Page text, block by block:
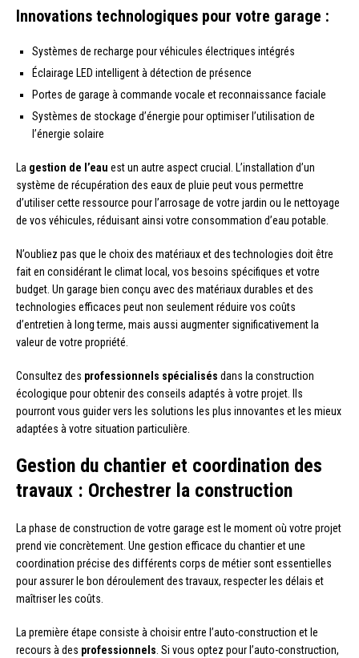
Innovations technologiques pour votre garage :
Systèmes de recharge pour véhicules électriques intégrés
Éclairage LED intelligent à détection de présence
Portes de garage à commande vocale et reconnaissance faciale
Systèmes de stockage d’énergie pour optimiser l’utilisation de
l’énergie solaire
La gestion de l’eau est un autre aspect crucial. L’installation d’un
système de récupération des eaux de pluie peut vous permettre
d’utiliser cette ressource pour l’arrosage de votre jardin ou le nettoyage
de vos véhicules, réduisant ainsi votre consommation d’eau potable.
N’oubliez pas que le choix des matériaux et des technologies doit être
fait en considérant le climat local, vos besoins spécifiques et votre
budget. Un garage bien conçu avec des matériaux durables et des
technologies efficaces peut non seulement réduire vos coûts
d’entretien à long terme, mais aussi augmenter significativement la
valeur de votre propriété.
Consultez des professionnels spécialisés dans la construction
écologique pour obtenir des conseils adaptés à votre projet. Ils
pourront vous guider vers les solutions les plus innovantes et les mieux
adaptées à votre situation particulière.
Gestion du chantier et coordination des
travaux : Orchestrer la construction
La phase de construction de votre garage est le moment où votre projet
prend vie concrètement. Une gestion efficace du chantier et une
coordination précise des différents corps de métier sont essentielles
pour assurer le bon déroulement des travaux, respecter les délais et
maîtriser les coûts.
La première étape consiste à choisir entre l’auto-construction et le
recours à des professionnels . Si vous optez pour l’auto-construction,